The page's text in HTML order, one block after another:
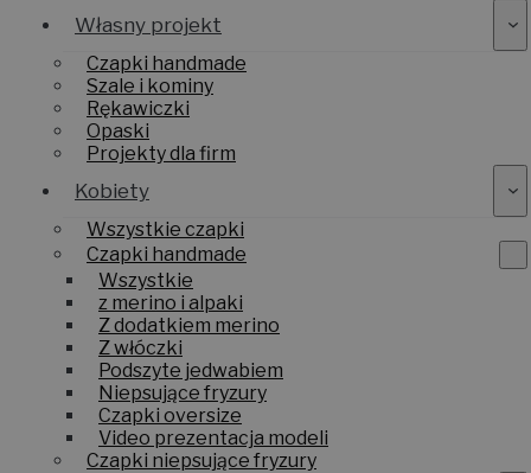
Własny projekt
Czapki handmade
Szale i kominy
Rękawiczki
Opaski
Projekty dla firm
Kobiety
Wszystkie czapki
Czapki handmade
Wszystkie
z merino i alpaki
Z dodatkiem merino
Z włóczki
Podszyte jedwabiem
Niepsujące fryzury
Czapki oversize
Video prezentacja modeli
Czapki niepsujące fryzury